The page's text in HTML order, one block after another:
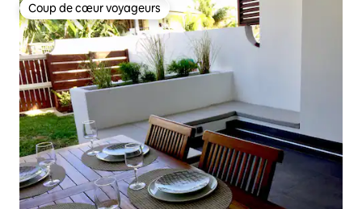
Coup de cœur voyageurs
Coup de cœur voyageurs